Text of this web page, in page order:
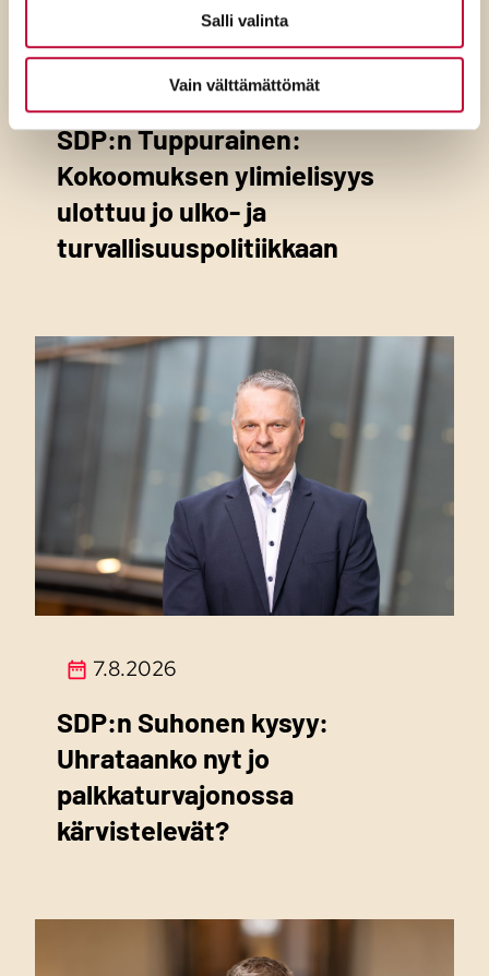
Salli valinta
Vain välttämättömät
7.8.2026
SDP:n Tuppurainen:
Kokoomuksen ylimielisyys
ulottuu jo ulko- ja
turvallisuuspolitiikkaan
7.8.2026
SDP:n Suhonen kysyy:
Uhrataanko nyt jo
palkkaturvajonossa
kärvistelevät?